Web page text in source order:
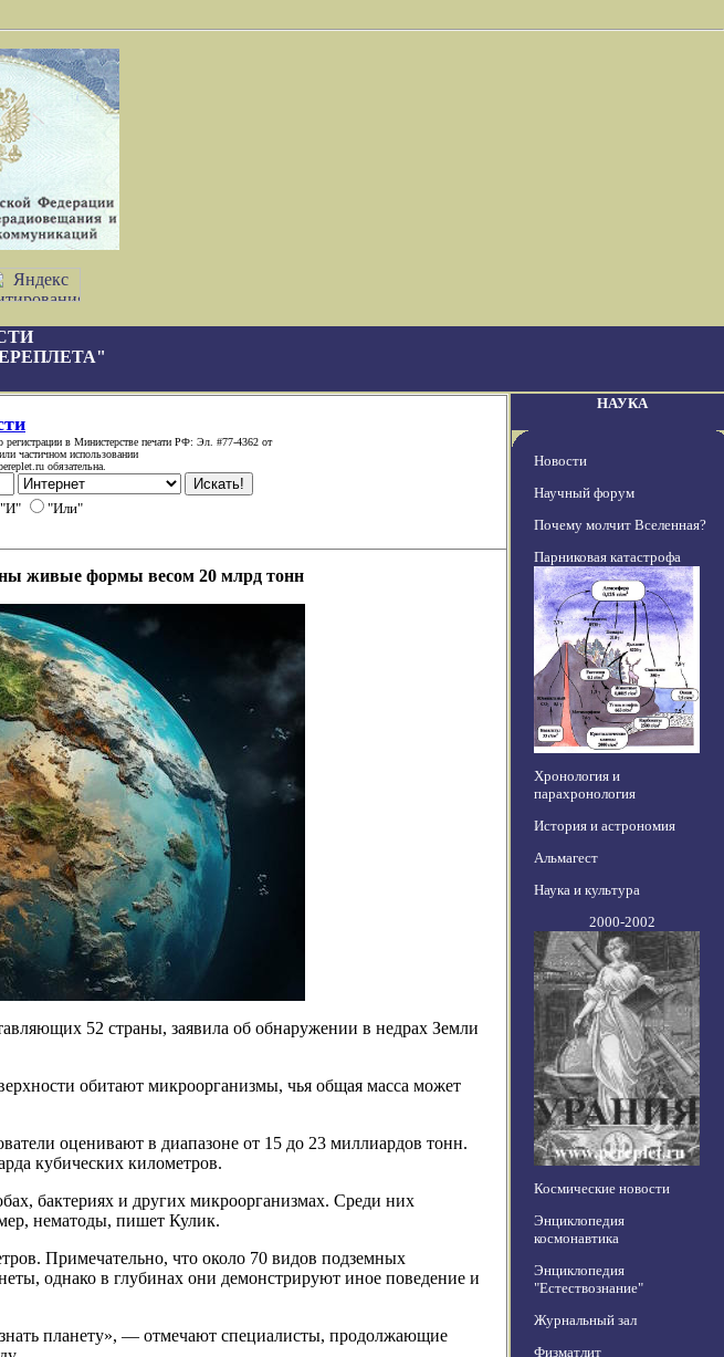
регистрации в Министерстве печати РФ: Эл. #77-4362 от
частичном использовании
обязательна.
"И" "Или"
живые формы весом 20 млрд тонн
52 страны, заявила об обнаружении в недрах Земли
обитают микроорганизмы, чья общая масса может
оценивают в диапазоне от 15 до 23 миллиардов тонн.
кубических километров.
бактериях и других микроорганизмах. Среди них
нематоды, пишет Кулик.
Примечательно, что около 70 видов подземных
однако в глубинах они демонстрируют иное поведение и
планету», — отмечают специалисты, продолжающие
НАУКА
Новости
Научный форум
Почему молчит Вселенная?
Парниковая катастрофа
Хронология и
парахронология
История и астрономия
Альмагест
Наука и культура
2000-2002
Космические новости
Энциклопедия
космонавтика
Энциклопедия
"Естествознание"
Журнальный зал
Физматлит